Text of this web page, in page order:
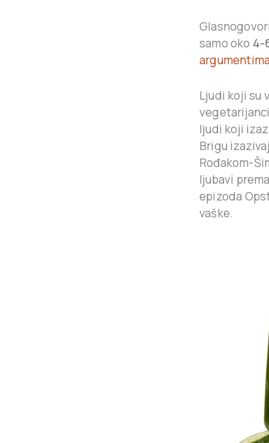
samo oko 4-
Ljudi koji su
ljudi koji
Brigu
Rođakom-
ljubavi
epizoda
vaške.